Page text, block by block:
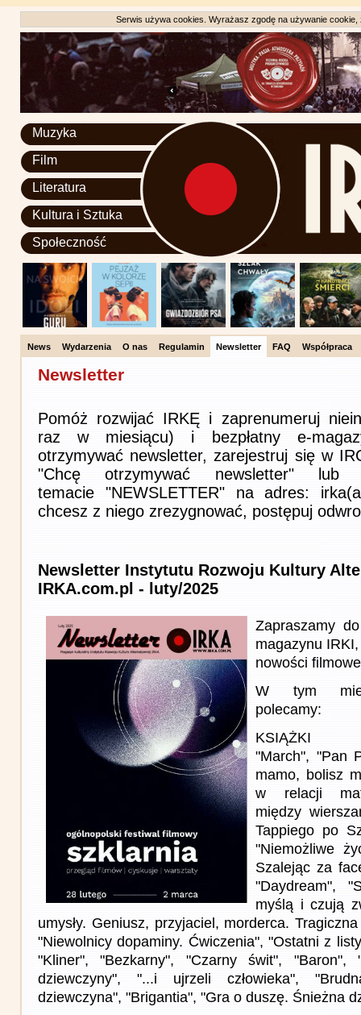
Serwis używa cookies. Wyrażasz zgodę na używanie
Muzyka
Film
Literatura
Kultura i Sztuka
Społeczność
News Wydarzenia O nas Regulamin Newsletter FAQ Współpraca
Newsletter
Pomóż rozwijać IRKĘ i zaprenumeruj
raz w miesiącu) i bezpłatny e-
otrzymywać newsletter, zarejestruj się w
"Chcę otrzymywać newsletter"
temacie "NEWSLETTER" na adres:
chcesz z niego zrezygnować, postępuj
Newsletter Instytutu Rozwoju Kultury
IRKA.com.pl - luty/2025
Zapraszamy
magazynu
nowości
W tym
polecamy:
KSIĄŻKI
"March", "Pan
mamo, bolisz
w relacji
między
Tappiego po
"Niemożliwe
Szalejąc za
"Daydream",
myślą i czują
umysły. Geniusz, przyjaciel, morderca.
"Niewolnicy dopaminy. Ćwiczenia", "Ostatni z
"Kliner", "Bezkarny", "Czarny świt", "Baron",
dziewczyny", "...i ujrzeli człowieka",
dziewczyna", "Brigantia", "Gra o duszę. Śnieżna